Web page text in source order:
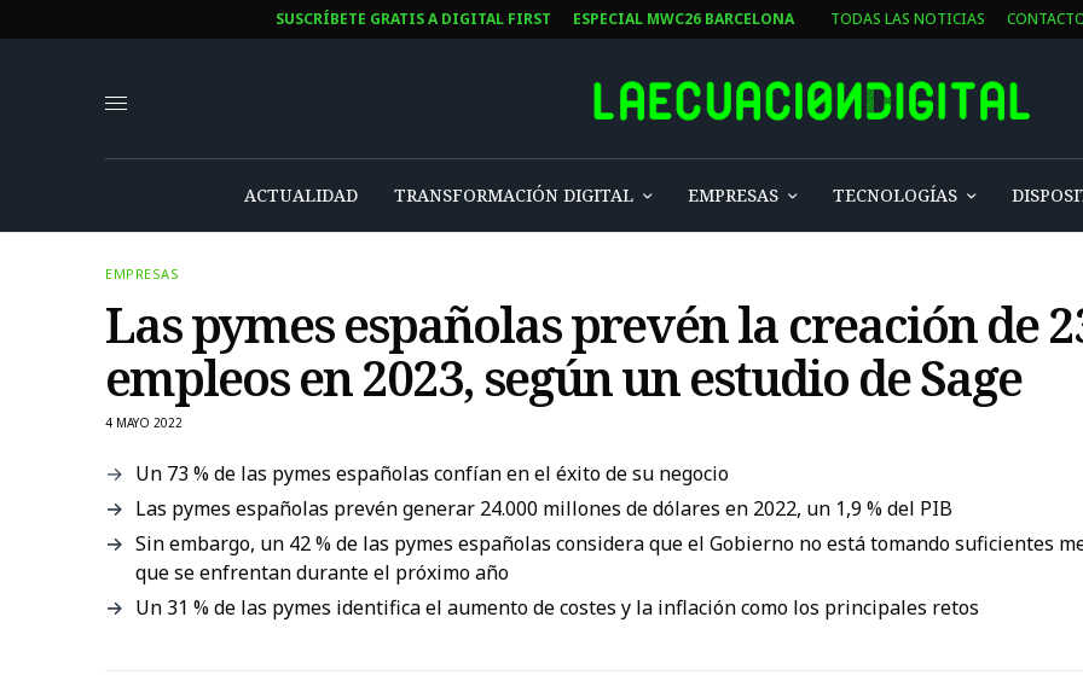
SUSCRÍBETE GRATIS A DIGITAL FIRST ESPECIAL MWC26 BARCELONA TODAS LAS NOTICIAS
ACTUALIDAD TRANSFORMACIÓN DIGITAL EMPRESAS TECNOLOGÍAS
EMPRESAS
Las pymes españolas prevén la creación de
empleos en 2023, según un estudio de Sage
4 MAYO 2022
Un 73 % de las pymes españolas confían en el éxito de su negocio
Las pymes españolas prevén generar 24.000 millones de dólares en 2022, un 1,9 % del PIB
Sin embargo, un 42 % de las pymes españolas considera que el Gobierno no está tomando suficientes
que se enfrentan durante el próximo año
Un 31 % de las pymes identifica el aumento de costes y la inflación como los principales retos